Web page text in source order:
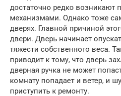
достаточно редко возникают
механизмами. Однако тоже
дверях. Главной причиной
двери. Дверь начинает
тяжести собственного веса.
приводит к тому, что дверь
дверная ручка не может
комнату попадает и ветер, и
приступить к ремонту.